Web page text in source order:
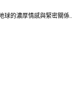
的濃厚情感與緊密關係